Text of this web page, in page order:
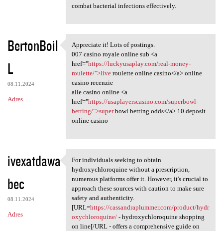
combat bacterial infections effectively.
BertonBoil
L
08.11.2024
Adres
Appreciate it! Lots of
Appreciate it! Lots of postings.
007 casino royale online sub <a
href="https://luckyusaplay.com/real-money-
roulette/">liveroulette online casino</a> online
casino recenzie
alle casino online <a
href="https://usaplayerscasino.com/superbowl-
betting/">superbowl betting odds</a> 10 deposit
online casino
ivexatdawa
bec
08.11.2024
Adres
For individuals seeking to
For individuals seeking to obtain
hydroxychloroquine without a prescription,
numerous platforms offer it. However, it's crucial to
approach these sources with caution to make sure
safety and authenticity.
[URL=https://cassandraplummer.com/product/hydr
oxychloroquine/- hydroxychloroquine shopping
on line[/URL - offers a comprehensive guide on